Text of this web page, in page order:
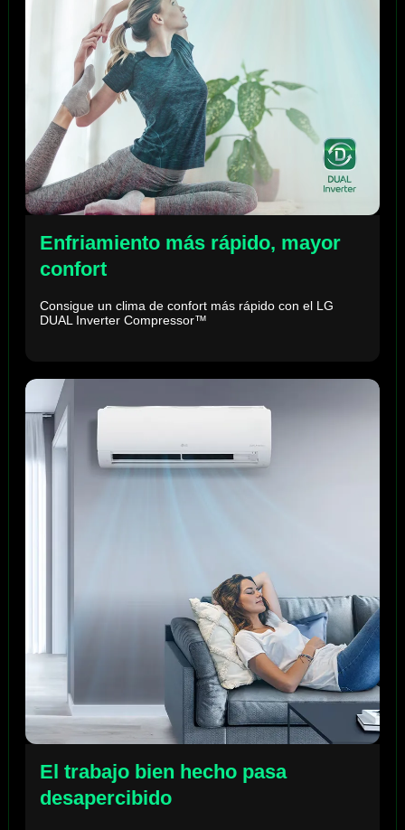
Enfriamiento más rápido, mayor
confort
Consigue un clima de confort más rápido con el LG
DUAL Inverter Compressor™
El trabajo bien hecho pasa
desapercibido